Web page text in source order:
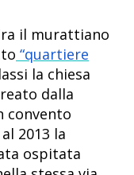
il murattiano
“quartiere
la chiesa
dalla
convento
2013 la
ospitata